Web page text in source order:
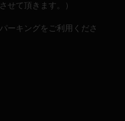
せて頂きます。）
ーキングをご利用くださ